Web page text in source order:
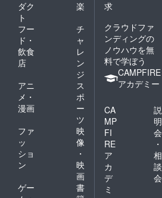
ダク
ト
楽
フー
ド・
飲食
店
チ
ャ
レ
ン
ジ
アニ
メ・
漫画
ス
ポ
ー
ツ
ファ
ッ
ショ
ン
映
像
・
映
画
ゲー
書
求
クラウドファ
ンディングの
ノウハウを無
料で学ぼう
CAMPFIRE
アカデミー
CA
MP
FI
RE
ア
カ
デ
ミ
説
明
会
・
相
談
会